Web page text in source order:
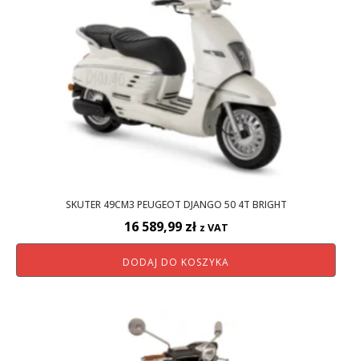
SKUTER 49CM3 PEUGEOT DJANGO 50 4T BRIGHT
16 589,99 zł z VAT
DODAJ DO KOSZYKA